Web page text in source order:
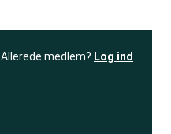
Allerede medlem? Log ind